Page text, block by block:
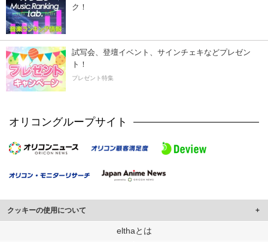
ク！
試写会、登壇イベント、サインチェキなどプレゼン
ト！
プレゼント特集
オリコングループサイト
クッキーの使用について
このサイトでは Cookie を使用して、ユーザーに合わせたコンテンツや広告の
elthaとは